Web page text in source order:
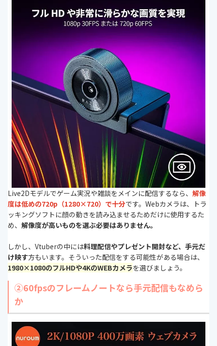
Live2Dモデルでゲーム実況や雑談をメインに配信するなら、 解像
度は低めの720p（1280×720）で十分です。Webカメラは、トラ
ッキングソフトに顔の動きを読み込ませるためだけに使用するた
め、 解像度が高いものを選ぶ必要はありません。
しかし、Vtuberの中には料理配信やプレゼント開封など、手元だ
け映す方もいます。そういった配信をする可能性がある場合は、
1980×1080のフルHDや4KのWEBカメラを選びましょう。
②60fpsのフレームノートなら手元配信もなめら
か